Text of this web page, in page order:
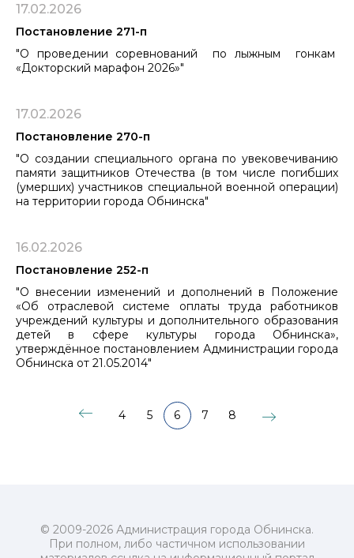
17.02.2026
Постановление 271-п
"О проведении соревнований по лыжным гонкам
«Докторский марафон 2026»"
17.02.2026
Постановление 270-п
"О создании специального органа по увековечиванию
памяти защитников Отечества (в том числе погибших
(умерших) участников специальной военной операции)
на территории города Обнинска"
16.02.2026
Постановление 252-п
"О внесении изменений и дополнений в Положение
«Об отраслевой системе оплаты труда работников
учреждений культуры и дополнительного образования
детей в сфере культуры города Обнинска»,
утверждённое постановлением Администрации города
Обнинска от 21.05.2014"
4 5 6 7 8
© 2009-2026 Администрация города Обнинска.
При полном, либо частичном использовании